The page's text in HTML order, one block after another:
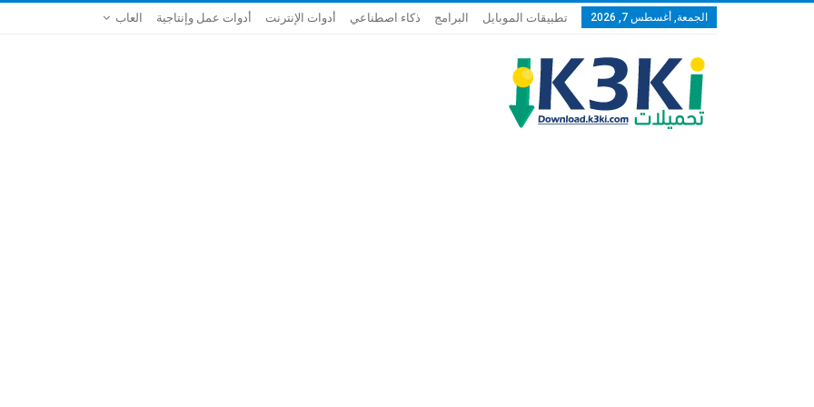
الجمعة, أغسطس 7, 2026 تطبيقات الموبايل البرامج ذكاء اصطناعي أدوات الإنترنت أدوات عمل وإنتاجية العاب